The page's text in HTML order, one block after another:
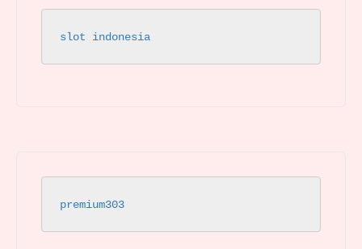
slot indonesia
premium303